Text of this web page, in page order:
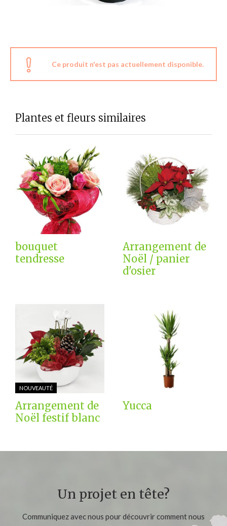
Ce produit n'est pas actuellement disponible.
Plantes et fleurs similaires
bouquet
tendresse
Arrangement de
Noël / panier
d'osier
NOUVEAUTÉ
Arrangement de
Noël festif blanc
Yucca
Un projet en tête?
Communiquez avec nous pour découvrir comment nous